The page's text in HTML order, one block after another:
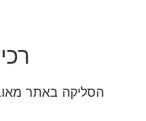
הסליקה באתר